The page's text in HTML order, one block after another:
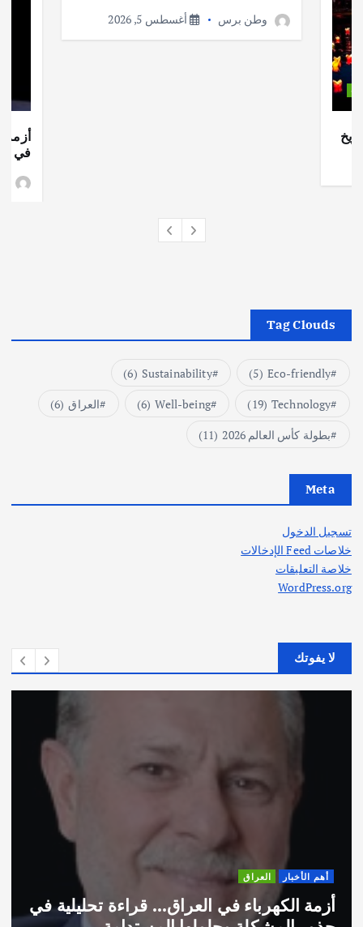
وطن برس أغسطس 5, 2026
أزمة
في
Tag Clouds
Eco-friendly
(5)
Sustainability
(6)
Technology
(19)
Well-being
(6) العراق (6)
بطولة كأس العالم 2026
(11)
Meta
تسجيل الدخول
خلاصات Feed الإدخالات
خلاصة التعليقات
WordPress.org
لا يفوتك
أهم الأخبار العراق
أزمة الكهرباء في العراق… قراءة تحليلية في